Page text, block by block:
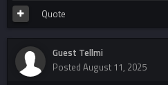
Quote
Guest Tellmi
Posted August 11, 2025